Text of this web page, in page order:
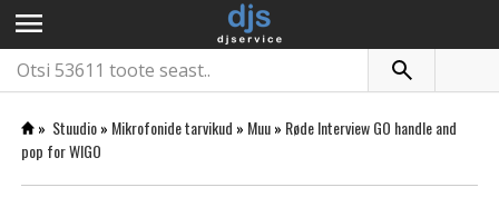
menu
» Stuudio» Mikrofonide tarvikud » Muu» Røde Interview GO handle and
pop for WIGO